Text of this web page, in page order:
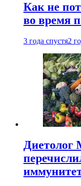
Как не
во время
3 года спустя2
Диетолог